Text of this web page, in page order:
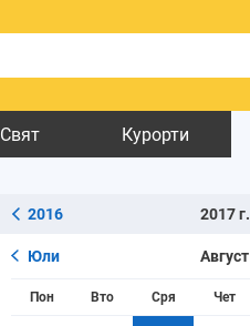
Свят Курорти
2016 2017 г.
Юли Август
Пон Вто Сря Чет